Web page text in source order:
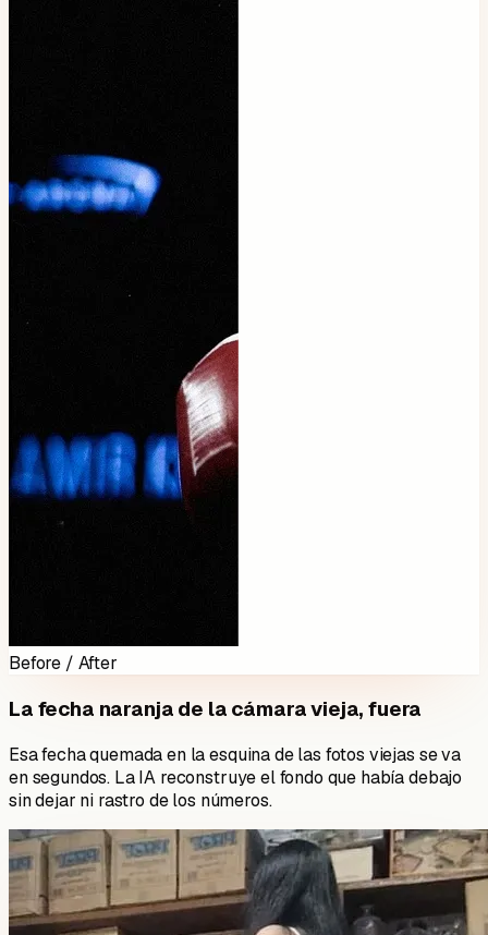
Before / After
La fecha naranja de la cámara vieja, fuera
Esa fecha quemada en la esquina de las fotos viejas se va
en segundos. La IA reconstruye el fondo que había debajo
sin dejar ni rastro de los números.